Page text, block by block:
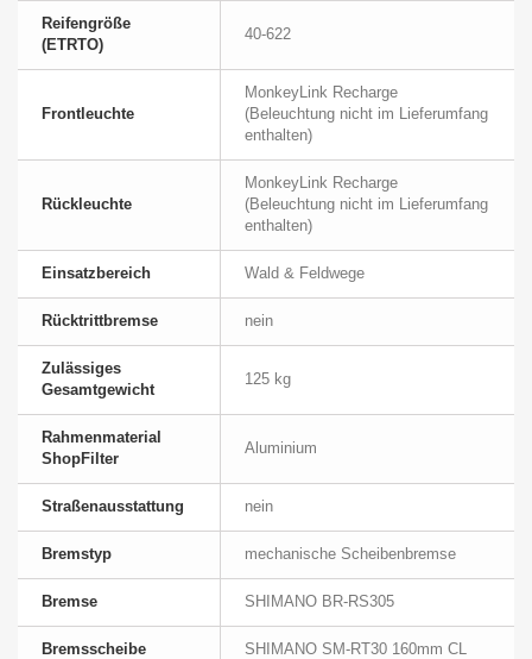
Reifengröße
(ETRTO)
40-622
Frontleuchte
MonkeyLink Recharge
(Beleuchtung nicht im Lieferumfang
enthalten)
Rückleuchte
MonkeyLink Recharge
(Beleuchtung nicht im Lieferumfang
enthalten)
Einsatzbereich Wald & Feldwege
Rücktrittbremse nein
Zulässiges
Gesamtgewicht
125 kg
Rahmenmaterial
ShopFilter
Aluminium
Straßenausstattung nein
Bremstyp mechanische Scheibenbremse
Bremse SHIMANO BR-RS305
Bremsscheibe SHIMANO SM-RT30 160mm CL